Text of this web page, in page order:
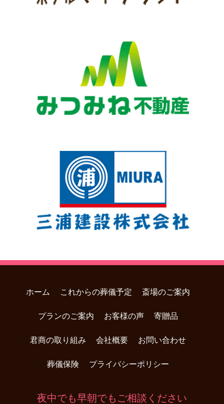
ホーム これからの葬儀予定 斎場のご案内
プランのご案内 お客様の声 寄贈品
君商の取り組み 会社概要 お問い合わせ
葬儀保険 プライバシーポリシー
夜中でも早朝でもご相談ください